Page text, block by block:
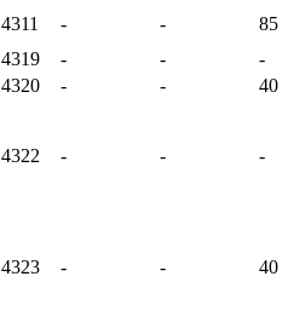
4311 - -
4319 - -
-
4320 - -
40
4322 - - -
4323 - - 40